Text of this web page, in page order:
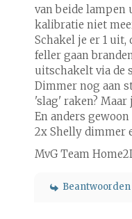
van beide lampen
kalibratie niet
Schakel je er 1
feller gaan
uitschakelt via de
Dimmer nog aan
'slag' raken?
En anders
2x Shelly dimmer
MvG Team
Beantwoorden